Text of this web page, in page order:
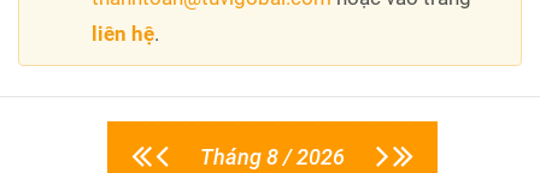
liên hệ.
Tháng 8 / 2026